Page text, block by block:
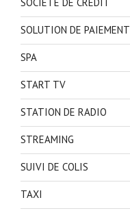
SOCIETE DE CREDIT
SOLUTION DE PAIEMENT
SPA
START TV
STATION DE RADIO
STREAMING
SUIVI DE COLIS
TAXI